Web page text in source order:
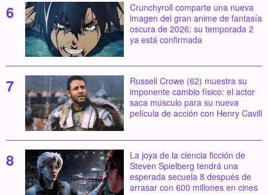
Crunchyroll comparte una nueva
imagen del gran anime de fantasía
oscura de 2026: su temporada 2
ya está confirmada
Russell Crowe (62) muestra su
imponente cambio físico: el actor
saca músculo para su nueva
película de acción con Henry Cavill
La joya de la ciencia ficción de
Steven Spielberg tendrá una
esperada secuela 8 después de
arrasar con 600 millones en cines